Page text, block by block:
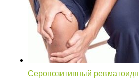
Серопозитивный